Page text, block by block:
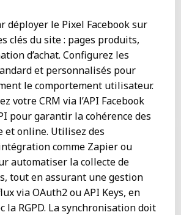
déployer le Pixel Facebook sur
clés du site : pages produits,
d’achat. Configurez les
et personnalisés pour
le comportement utilisateur.
votre CRM via l’API Facebook
pour garantir la cohérence des
et online. Utilisez des
comme Zapier ou
automatiser la collecte de
tout en assurant une gestion
via OAuth2 ou API Keys, en
la RGPD. La synchronisation doit